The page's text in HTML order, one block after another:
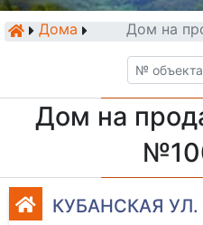
Дома Дом на
Дом на
КУБАНСКАЯ УЛ.